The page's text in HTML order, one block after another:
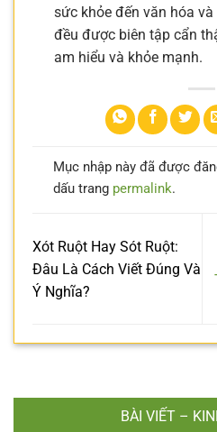
sức khỏe đến văn hóa
đều được biên tập cẩn
am hiểu và khỏe mạnh.
Mục nhập này đã được
dấu trang permalink.
Xót Ruột Hay Sót Ruột:
Đâu Là Cách Viết Đúng Và
Ý Nghĩa?
BÀI VIẾT –